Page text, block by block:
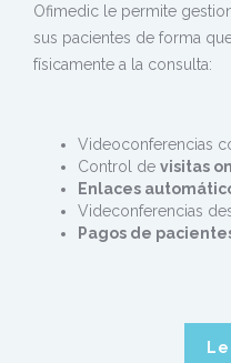
Ofimedic le permite
sus pacientes de forma
físicamente a la consulta:
Videoconferencias
Control de visitas
Enlaces
Videconferencias
Pagos de